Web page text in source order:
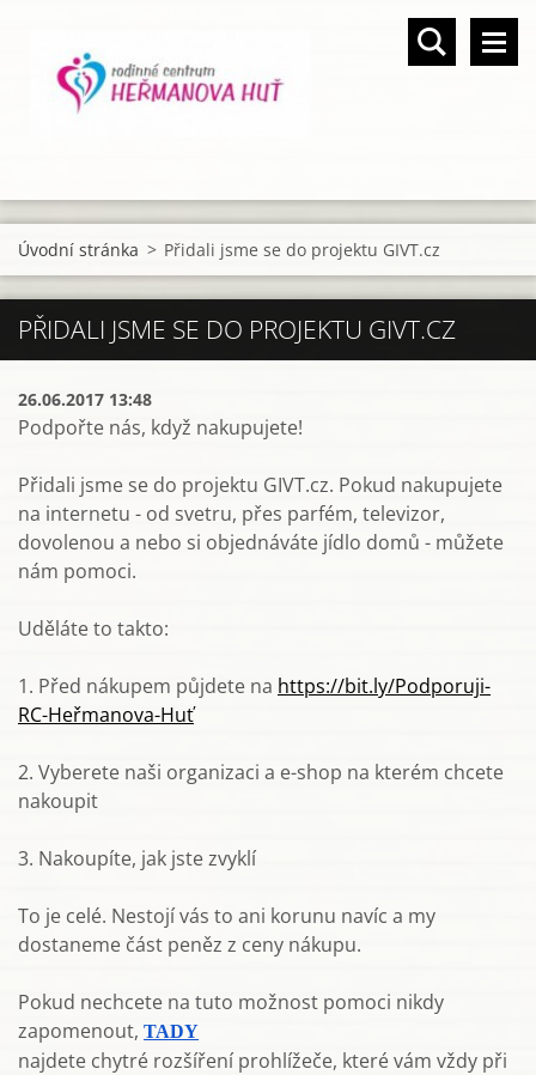
Úvodní stránka > Přidali jsme se do projektu GIVT.cz
PŘIDALI JSME SE DO PROJEKTU GIVT.CZ
26.06.2017 13:48
Podpořte nás, když nakupujete!
Přidali jsme se do projektu GIVT.cz. Pokud nakupujete
na internetu - od svetru, přes parfém, televizor,
dovolenou a nebo si objednáváte jídlo domů - můžete
nám pomoci.
Uděláte to takto:
1. Před nákupem půjdete na https://bit.ly/Podporuji-
RC-Heřmanova-Huť
2. Vyberete naši organizaci a e-shop na kterém chcete
nakoupit
3. Nakoupíte, jak jste zvyklí
To je celé. Nestojí vás to ani korunu navíc a my
dostaneme část peněz z ceny nákupu.
Pokud nechcete na tuto možnost pomoci nikdy
zapomenout, TADY
najdete chytré rozšíření prohlížeče, které vám vždy při